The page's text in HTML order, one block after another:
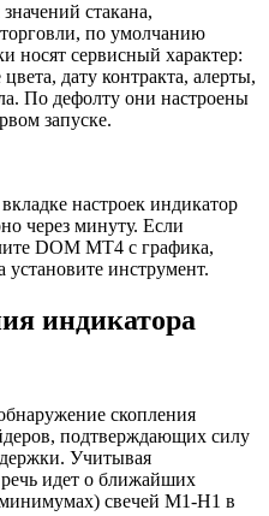
стакана,
по умолчанию
носят сервисный характер:
дату контракта, алерты,
По дефолту они настроены
запуске.
настроек индикатор
через минуту. Если
DOM MT4 с графика,
установите инструмент.
индикатора
скопления
подтверждающих силу
Учитывая
идет о ближайших
свечей M1-H1 в